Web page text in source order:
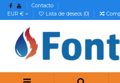
Contacto
EUR €
Lista de deseos (0)